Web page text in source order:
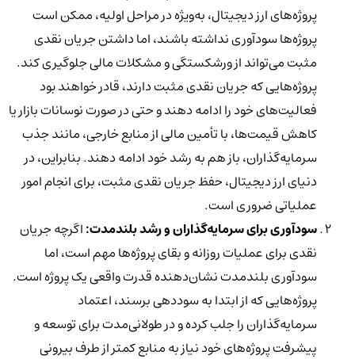
پروژه‌های ارز دیجیتال، به‌ویژه در مراحل اولیه، ممکن است
پروژه‌ها سودآوری نداشته باشند، اما داشتن جریان نقدی
مثبت می‌تواند از ورشکستگی و مشکلات مالی جلوگیری کند.
پروژه‌هایی که جریان نقدی مثبت دارند، قادر خواهند بود
فعالیت‌های خود را ادامه دهند و حتی در صورت نوسانات بازار یا
کاهش قیمت‌ها، با تأمین مالی از منابع خارجی، مانند جذب
سرمایه‌گذاران، باز هم به رشد خود ادامه دهند. بنابراین، در
دنیای ارز دیجیتال، حفظ جریان نقدی مثبت، برای انجام امور
عملیاتی ضروری است.
سودآوری برای سرمایه‌گذاران و رشد بلندمدت:اگرچه جریان
نقدی برای عملیات روزانه و بقای پروژه‌ها مهم است، اما
سودآوری بلندمدت نشان‌دهنده قدرت واقعی یک پروژه است.
پروژه‌هایی که از ابتدا به سوددهی برسند، اعتماد
سرمایه‌گذاران را جلب کرده و در طولانی‌مدت برای توسعه و
پیشرفت پروژه‌های خود نیاز به منابع کمتر از طرف بیرونی